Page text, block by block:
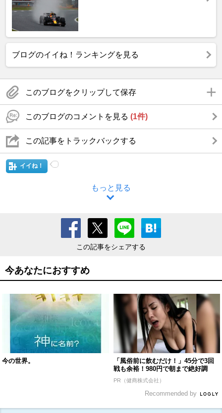
ブログのイイね！ランキングを見る
このブログをクリップして保存
このブログのコメントを見る (1件)
この記事をトラックバックする
イイね！
もっと見る
この記事をシェアする
今あなたにおすすめ
今の世界。
「風俗前に飲むだけ！」45分で3回
戦も余裕！980円で朝まで絶好調
PR（健商株式会社）
Recommended by